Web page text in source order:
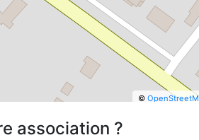
©
association ?